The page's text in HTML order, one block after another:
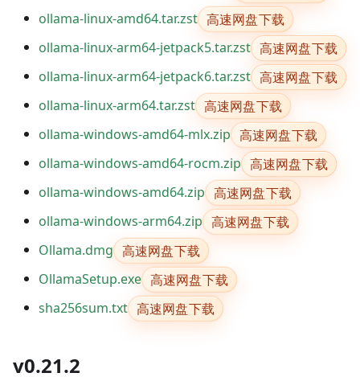
ollama-linux-amd64.tar.zst 高速网盘下载
ollama-linux-arm64-jetpack5.tar.zst 高速网盘下载
ollama-linux-arm64-jetpack6.tar.zst 高速网盘下载
ollama-linux-arm64.tar.zst 高速网盘下载
ollama-windows-amd64-mlx.zip 高速网盘下载
ollama-windows-amd64-rocm.zip 高速网盘下载
ollama-windows-amd64.zip 高速网盘下载
ollama-windows-arm64.zip 高速网盘下载
Ollama.dmg 高速网盘下载
OllamaSetup.exe 高速网盘下载
sha256sum.txt 高速网盘下载
v0.21.2